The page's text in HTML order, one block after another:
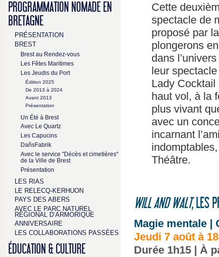
PROGRAMMATION NOMADE EN
BRETAGNE
PRÉSENTATION
BREST
Brest au Rendez-vous
Les Fêtes Maritimes
Les Jeudis du Port
Édition 2025
De 2013 à 2024
Avant 2013
Présentation
Un Été à Brest
Avec Le Quartz
Les Capucins
DañsFabrik
Avec le service "Décès et cimetières"
de la Ville de Brest
Présentation
LES RIAS
LE RELECQ-KERHUON
PAYS DES ABERS
AVEC LE PARC NATUREL
RÉGIONAL D’ARMORIQUE
ANNIVERSAIRE
LES COLLABORATIONS PASSÉES
ÉDUCATION & CULTURE
Cette
spectacle de
proposé par
plongerons
dans
leur
Lady
haut vol, à la
plus vivant
avec un
incarnant
Théâtre.
WILL AND WALT, LES
Magie mentale |
Jeudi 7 août à
Durée 1h15 | À